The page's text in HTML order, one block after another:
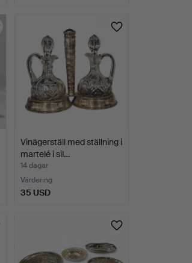
Vinägerställ med ställning i
martelé i sil…
14 dagar
Värdering
35 USD